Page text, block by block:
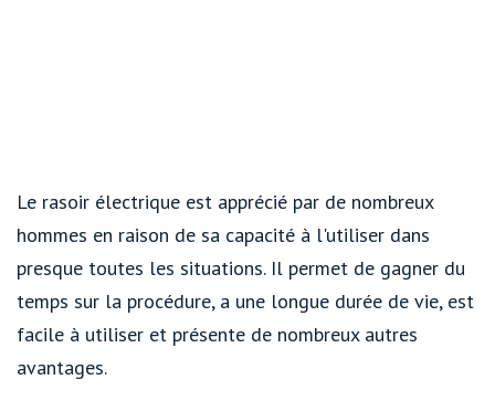
Le rasoir électrique est apprécié par de nombreux
hommes en raison de sa capacité à l'utiliser dans
presque toutes les situations. Il permet de gagner du
temps sur la procédure, a une longue durée de vie, est
facile à utiliser et présente de nombreux autres
avantages.